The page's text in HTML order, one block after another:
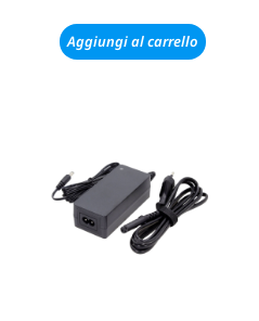
Aggiungi al carrello